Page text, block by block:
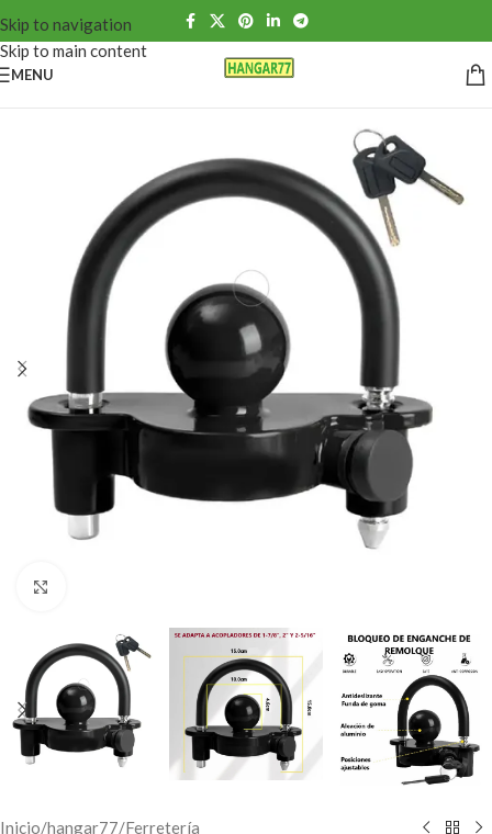
Skip to navigation
Skip to main content
MENU
Inicio/hangar77/Ferretería